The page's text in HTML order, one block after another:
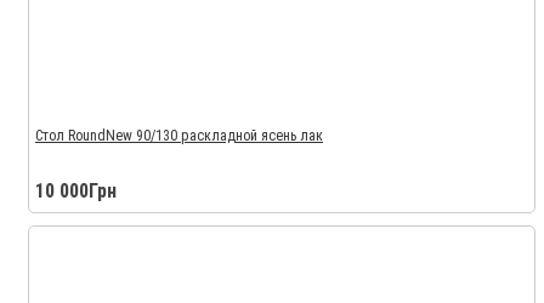
Стол RoundNew 90/130 раскладной ясень лак
10 000Грн